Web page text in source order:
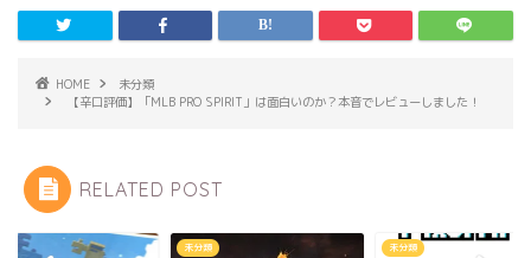
HOME
未分類
【辛口評価】「MLB PRO SPIRIT」は面白いのか？本音でレビューしました！
RELATED POST
未分類 未分類